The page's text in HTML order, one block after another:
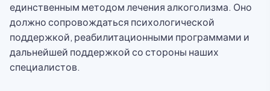
единственным методом лечения алкоголизма. Оно
должно сопровождаться психологической
поддержкой, реабилитационными программами и
дальнейшей поддержкой со стороны наших
специалистов.